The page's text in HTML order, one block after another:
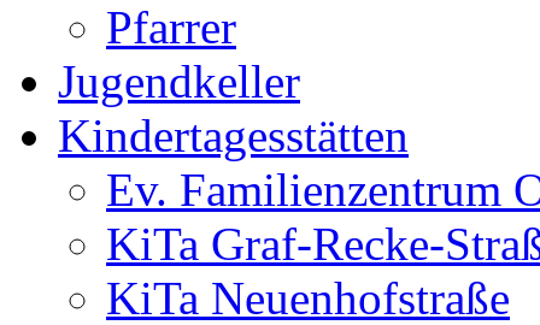
Pfarrer
Jugendkeller
Kindertagesstätten
Ev. Familienzentrum
KiTa Graf-Recke-
KiTa Neuenhofstraße